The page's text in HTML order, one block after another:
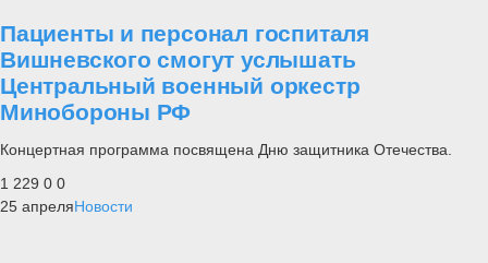
Пациенты и персонал госпиталя
Вишневского смогут услышать
Центральный военный оркестр
Минобороны РФ
Концертная программа посвящена Дню защитника Отечества.
1 229 0 0
25 апреляНовости